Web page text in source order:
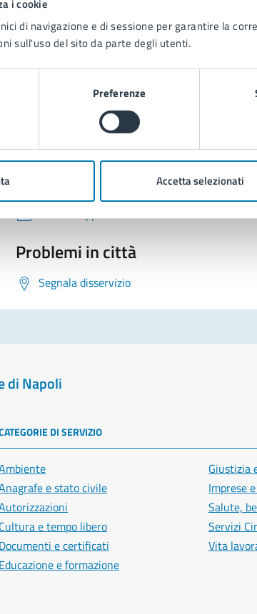
i cookie
di navigazione e di sessione per garantire la
sull'uso del sito da parte degli utenti.
Preferenze
Accetta selezionati
Contatta il comune
Leggi le domande frequenti
Prenota appuntamento
Problemi in città
Segnala disservizio
di Napoli
DI SERVIZIO
e stato civile
Cultura e tempo libero
Documenti e certificati
Educazione e formazione
Giustizia
Imprese
Salute,
Servizi
Vita